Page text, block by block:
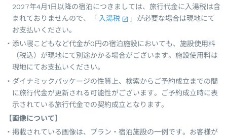
2027年4月1日以降の宿泊につきましては、旅行代金に入湯税は含
まれておりませんので、「 入湯税
」が必要な場合は現地にて
お支払いください。
添い寝こどもなど代金が0円の宿泊施設においても、施設使用料
（税込）が現地にて別途かかる場合がございます。施設使用料は
現地にてお支払いください。
ダイナミックパッケージの性質上、検索からご予約成立までの間
に旅行代金が更新される可能性がございます。ご予約成立時に表
示されている旅行代金での契約成立となります。
【画像について】
掲載されている画像は、プラン・宿泊施設の一例です。お客様が